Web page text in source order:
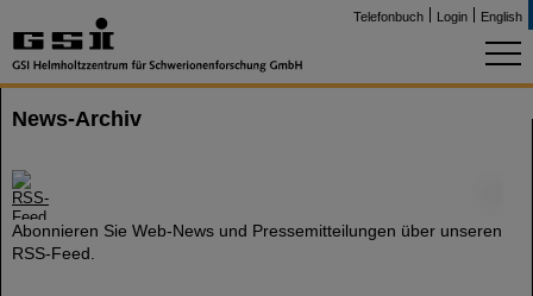
Telefonbuch Login English
News-Archiv
Abonnieren Sie Web-News und Pressemitteilungen über unseren
RSS-Feed.